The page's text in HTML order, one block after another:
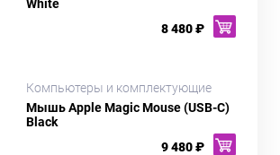
White
8 480 ₽
Компьютеры и комплектующие
Мышь Apple Magic Mouse (USB-C)
Black
9 480 ₽